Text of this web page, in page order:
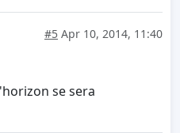
#5 Apr 10, 2014, 11:40
se sera